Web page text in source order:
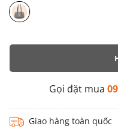
Gọi đặt mua
Giao hàng toàn quốc